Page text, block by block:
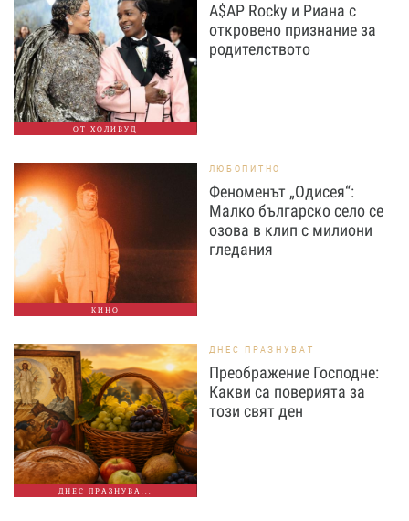
ОТ ХОЛИВУД
A$AP Rocky и Риана с
откровено признание за
родителството
КИНО
ЛЮБОПИТНО
Феноменът „Одисея“:
Малко българско село се
озова в клип с милиони
гледания
ДНЕС ПРАЗНУВА...
ДНЕС ПРАЗНУВАТ
Преображение Господне:
Какви са поверията за
този свят ден